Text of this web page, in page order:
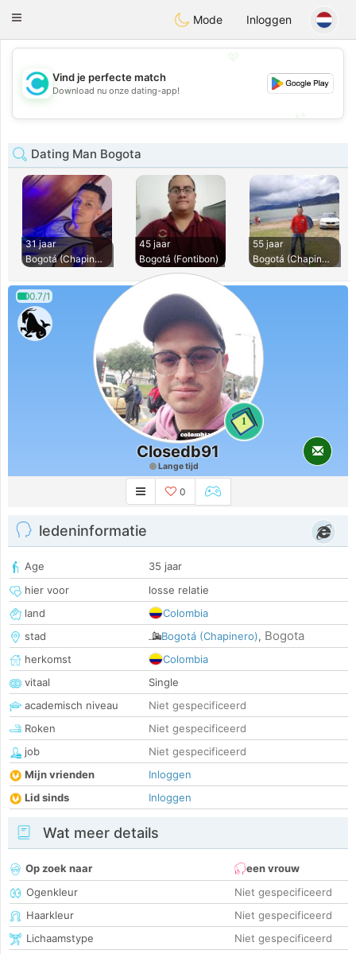
olombiaCitas
Toggle
Mode Inloggen
💖
💕
Vind je perfecte match
Download nu onze dating-app!
Dating Man Bogota
31 jaar
Bogotá (Chapinero)
45 jaar
Bogotá (Fontibon)
55 jaar
Bogotá (Chapinero)
0.7/1
1
Closedb91
Lange tijd
0
ledeninformatie
Age
35 jaar
hier voor
losse relatie
land
Colombia
stad
Bogotá (Chapinero), Bogota
herkomst
Colombia
vitaal
Single
academisch niveau
Niet gespecificeerd
Roken
Niet gespecificeerd
job
Niet gespecificeerd
Mijn vrienden
Inloggen
Lid sinds
Inloggen
Wat meer details
Op zoek naar
een vrouw
Ogenkleur
Niet gespecificeerd
Haarkleur
Niet gespecificeerd
Lichaamstype
Niet gespecificeerd